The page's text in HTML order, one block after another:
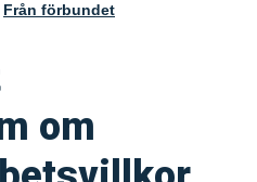
Från förbundet
om